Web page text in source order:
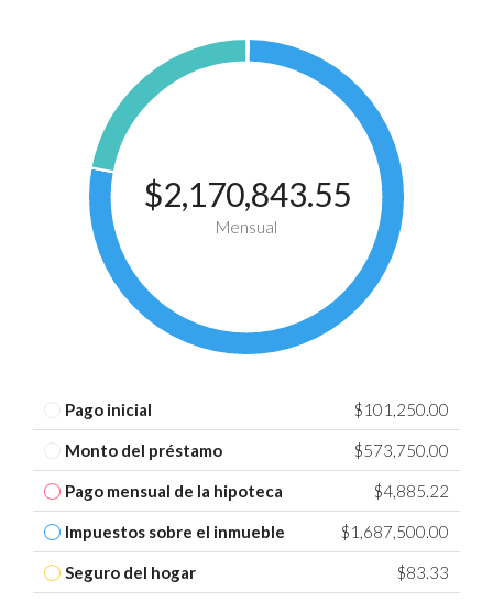
$2,170,843.55
Mensual
Pago inicial $101,250.00
Monto del préstamo $573,750.00
Pago mensual de la hipoteca $4,885.22
Impuestos sobre el inmueble $1,687,500.00
Seguro del hogar $83.33